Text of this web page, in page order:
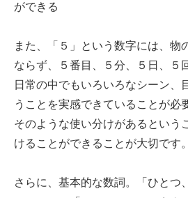
ができる
また、「５」という数字には、物
ならず、５番目、５分、５日、５
日常の中でもいろいろなシーン、
うことを実感できていることが必
そのような使い分けがあるという
けることができることが大切です。
さらに、基本的な数詞。「ひとつ